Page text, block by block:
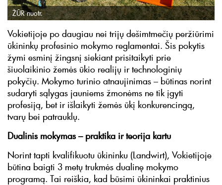
ŽŪR nuotr.
Vokietijoje po daugiau nei trijų dešimtmečių peržiūrimi
ūkininkų profesinio mokymo reglamentai. Šis pokytis
žymi esminį žingsnį siekiant prisitaikyti prie
šiuolaikinio žemės ūkio realijų ir technologinių
pokyčių. Mokymo turinio atnaujinimas – būtinas norint
sudaryti sąlygas jauniems žmonėms ne tik įgyti
profesiją, bet ir išlaikyti žemės ūkį konkurencingą,
tvarų bei patrauklų.
Dualinis mokymas – praktika ir teorija kartu
Norint tapti kvalifikuotu ūkininku (Landwirt), Vokietijoje
būtina baigti 3 metų trukmės dualinę mokymo
programą. Tai reiškia, kad būsimi ūkininkai praktinius